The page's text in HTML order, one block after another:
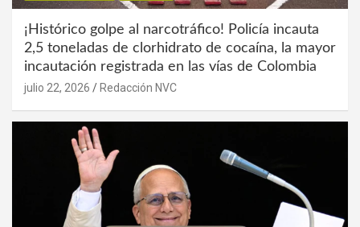
¡Histórico golpe al narcotráfico! Policía incauta
2,5 toneladas de clorhidrato de cocaína, la mayor
incautación registrada en las vías de Colombia
julio 22, 2026 Redacción NVC